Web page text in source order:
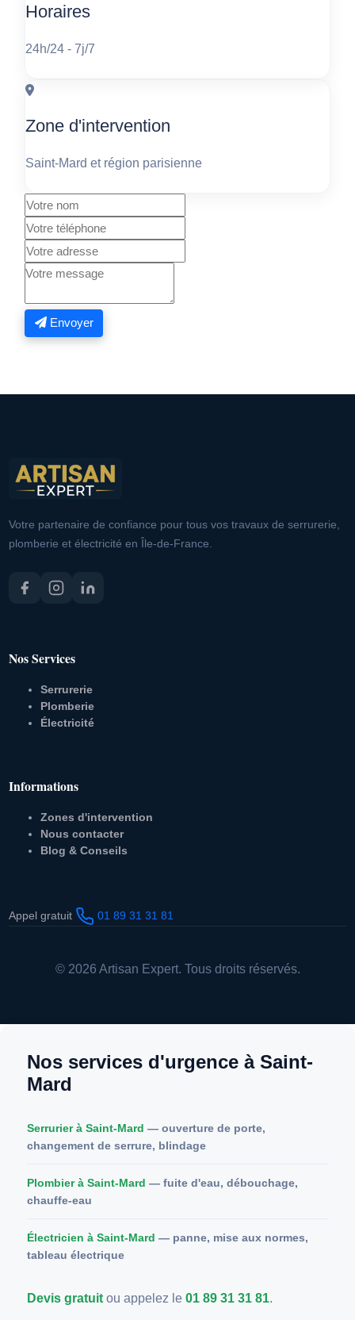
Horaires
24h/24 - 7j/7
Zone d'intervention
Saint-Mard et région parisienne
Envoyer
Votre partenaire de confiance pour tous vos travaux de serrurerie,
plomberie et électricité en Île-de-France.
Nos Services
Serrurerie
Plomberie
Électricité
Informations
Zones d'intervention
Nous contacter
Blog & Conseils
Appel gratuit 01 89 31 31 81
© 2026 Artisan Expert. Tous droits réservés.
Nos services d'urgence à Saint-
Mard
Serrurier à Saint-Mard — ouverture de porte,
changement de serrure, blindage
Plombier à Saint-Mard — fuite d'eau, débouchage,
chauffe-eau
Électricien à Saint-Mard — panne, mise aux normes,
tableau électrique
Devis gratuit ou appelez le 01 89 31 31 81.